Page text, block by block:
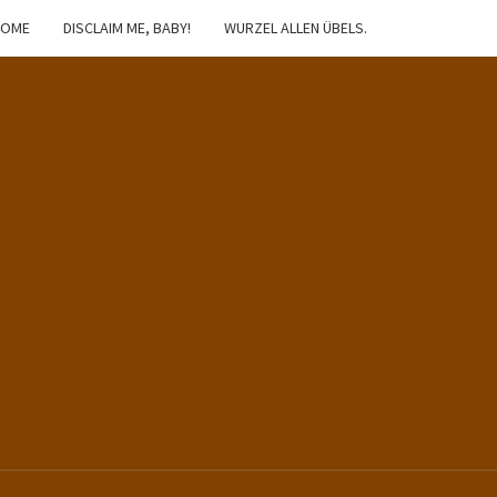
DISCLAIM ME, BABY! WURZEL ALLEN ÜBELS.